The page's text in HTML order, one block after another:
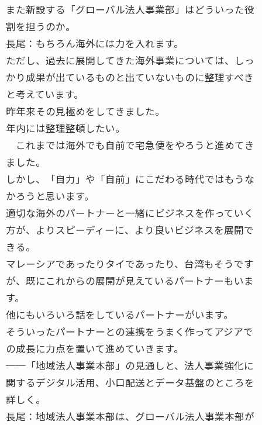
また新設する「グローバル法人事業部」はどういった役
割を担うのか。
長尾：もちろん海外には力を入れます。
ただし、過去に展開してきた海外事業については、しっ
かり成果が出ているものと出ていないものに整理すべき
と考えています。
昨年来その見極めをしてきました。
年内には整理整頓したい。
これまでは海外でも自前で宅急便をやろうと進めてき
ました。
しかし、「自力」や「自前」にこだわる時代ではもうな
かろうと思います。
適切な海外のパートナーと一緒にビジネスを作っていく
方が、よりスピーディーに、より良いビジネスを展開で
きる。
マレーシアであったりタイであったり、台湾もそうです
が、既にこれからの展開が見えているパートナーもいま
す。
他にもいろいろ話をしているパートナーがいます。
そういったパートナーとの連携をうまく作ってアジアで
の成長に力点を置いて進めていきます。
──「地域法人事業本部」の見通しと、法人事業強化に
関するデジタル活用、小口配送とデータ基盤のところを
詳しく。
長尾：地域法人事業本部は、グローバル法人事業本部が